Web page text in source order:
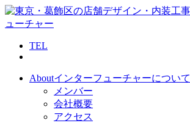
TEL
Aboutインターフューチャーについて
メンバー
会社概要
アクセス